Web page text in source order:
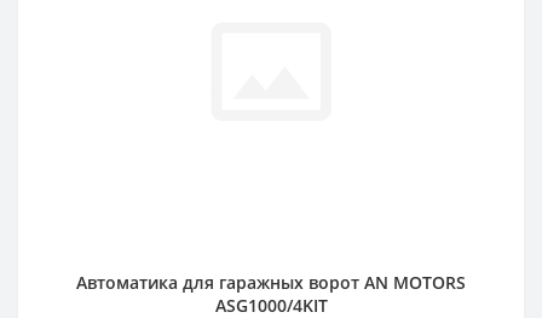
Автоматика для гаражных ворот AN MOTORS
ASG1000/4KIT